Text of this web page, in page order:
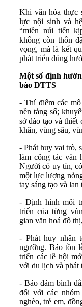
Khi văn hóa thực
lực nội sinh và
“miền núi tiến
không còn thôn
vọng, mà là kết
phát triển đúng
Một số định
bào DTTS
- Thí điểm các
nền tảng số;
sở đào tạo và thiết
khăn, vùng sâu,
- Phát huy vai trò,
làm công tác văn
Người có uy tín,
một lực lượng
tay sáng tạo và
- Định hình môi
triển của từng
gian văn hoá đô
- Phát huy nhân
ngưỡng. Bảo tồn
triển các lễ hội
với du lịch và phát
- Bảo đảm bình
đối với các
nghèo, trẻ em,